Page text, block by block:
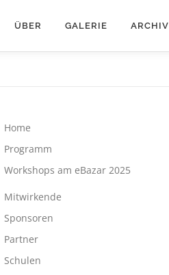
ÜBER GALERIE ARCHIV
Home
Programm
Workshops am eBazar 2025
Mitwirkende
Sponsoren
Partner
Schulen